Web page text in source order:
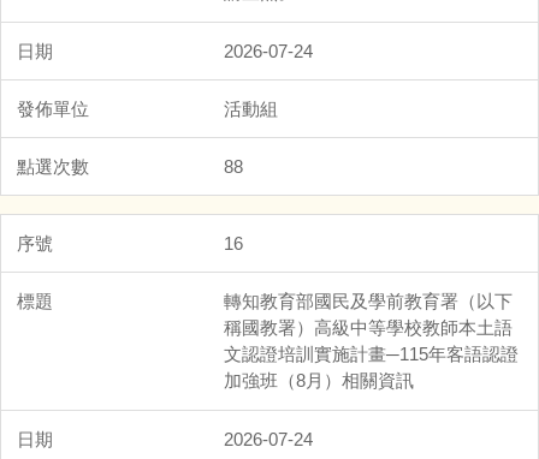
2026-07-24
活動組
88
16
轉知教育部國民及學前教育署（以下
稱國教署）高級中等學校教師本土語
文認證培訓實施計畫─115年客語認證
加強班（8月）相關資訊
2026-07-24